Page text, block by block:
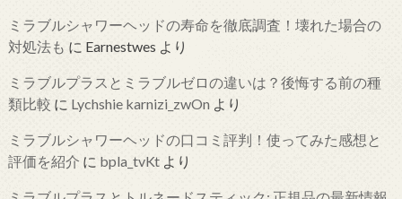
ミラブルシャワーヘッドの寿命を徹底調査！壊れた場合の
対処法も に Earnestwes より
ミラブルプラスとミラブルゼロの違いは？後悔する前の種
類比較 に Lychshie karnizi_zwOnより
ミラブルシャワーヘッドの口コミ評判！使ってみた感想と
評価を紹介 に bpla_tvKtより